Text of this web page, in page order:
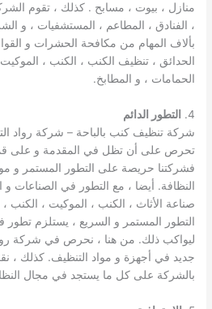
منازل ، بيوت ، مسابح . كذلك ، تقوم
، الفنادق ، المطاعم ، المستشفيات ، و
بألاف المهام من مكافحة الحشرات و
الحدائق ، تنظيف الكنب ، الكنب ، الموكيت
الحمامات ، و المطابخ.
4.
التطور الدائم
شركة تنظيف كنب بالباحة – شركة رواد
تحرص على أن تظل في المقدمة و على
فشركتنا حريصة على التطور المستمر و
النظافة. أيضا ، مع التطور في الصناعات و
صناعة الأثاث ، الكنب ، الموكيت ، الكنب
التطور المستمر و السريع ، يستلزم تطور
ليواكب ذلك. من هنا ، نحرص في شركة
جديد في أجهزة و مواد التنظيف. كذلك ،
بالشركة على كل ما يستجد في مجال